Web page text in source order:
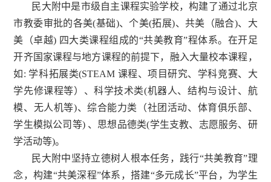
民大附中是市级自主课程实验学校，构建了通过北京
市教委审批的各美(基础)、个美(拓展)、共美（融合)、大
美（卓越) 四大类课程组成的“共美教育”程体系。在开足
开齐国家课程与地方课程的前提下，融入大量校本课程，
如: 学科拓展类(STEAM 课程、项目研究、学科竞赛、大
学先修课程等）、科学技术类(机器人、结构与设计、航
模、无人机等)、综合能力类（社团活动、体育俱乐部、
学生模拟公司等) 、思想品德类(学生支教、志愿服务、研
学活动等)。
民大附中坚持立德树人根本任务，践行“共美教育”理
念，构建“共美深程”体系，搭建“多元成长”平台，为学生